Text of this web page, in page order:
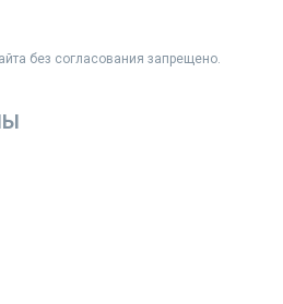
без согласования запрещено.